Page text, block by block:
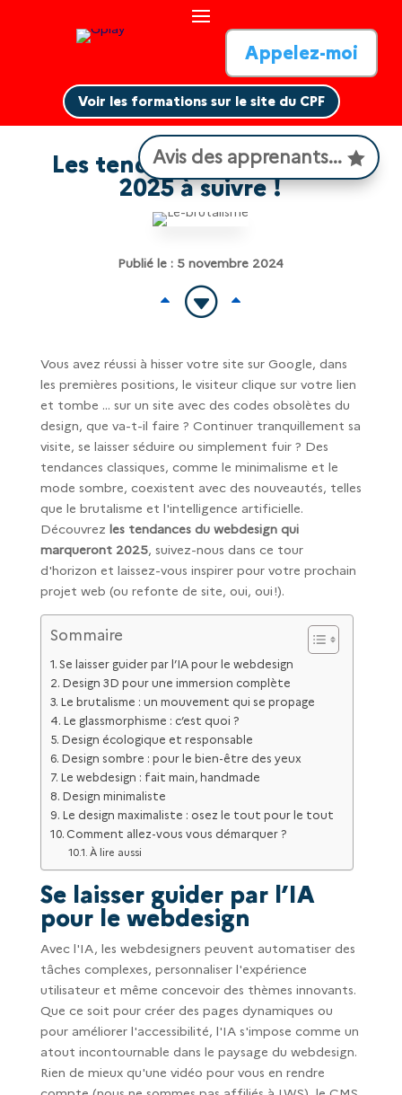
Avis des apprenants...
Appelez-moi
Voir les formations sur le site du CPF
Les tendances Webdesign
2025 à suivre !
Publié le : 5 novembre 2024
B G B
Vous avez réussi à hisser votre site sur Google, dans
les premières positions, le visiteur clique sur votre lien
et tombe ... sur un site avec des codes obsolètes du
design, que va-t-il faire ? Continuer tranquillement sa
visite, se laisser séduire ou simplement fuir ? Des
tendances classiques, comme le minimalisme et le
mode sombre, coexistent avec des nouveautés, telles
que le brutalisme et l'intelligence artificielle.
Découvrez les tendances du webdesign qui
marqueront 2025, suivez-nous dans ce tour
d'horizon et laissez-vous inspirer pour votre prochain
projet web (ou refonte de site, oui, oui !).
Sommaire
Se laisser guider par l’IA pour le webdesign
Design 3D pour une immersion complète
Le brutalisme : un mouvement qui se propage
Le glassmorphisme : c’est quoi ?
Design écologique et responsable
Design sombre : pour le bien-être des yeux
Le webdesign : fait main, handmade
Design minimaliste
Le design maximaliste : osez le tout pour le tout
Comment allez-vous vous démarquer ?
À lire aussi
Se laisser guider par l’IA
pour le webdesign
Avec l'IA, les webdesigners peuvent automatiser des
tâches complexes, personnaliser l'expérience
utilisateur et même concevoir des thèmes innovants.
Que ce soit pour créer des pages dynamiques ou
pour améliorer l'accessibilité, l'IA s'impose comme un
atout incontournable dans le paysage du webdesign.
Rien de mieux qu'une vidéo pour vous en rendre